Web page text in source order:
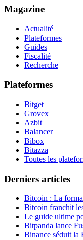
Magazine
Actualité
Plateformes
Guides
Fiscalité
Recherche
Plateformes
Bitget
Grovex
Azbit
Balancer
Bibox
Bitazza
Toutes les
Derniers articles
Bitcoin : La
Bitcoin franchit
Le guide ultime
Bitpanda lance
Binance séduit la